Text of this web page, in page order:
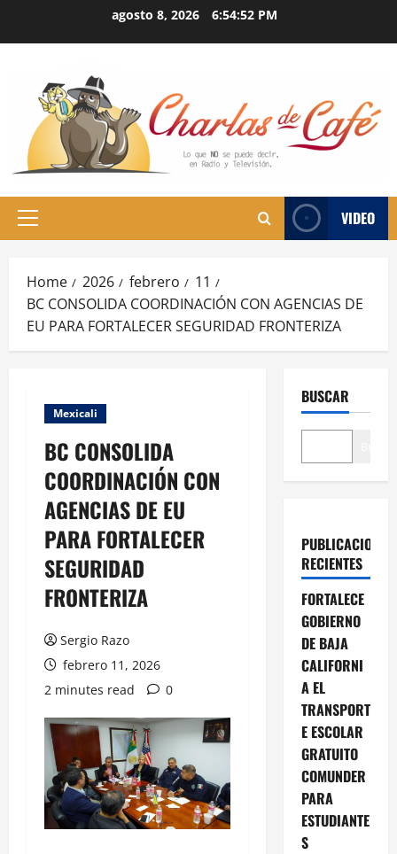
agosto 8, 2026 6:54:53 PM
Primary
VIDEO
Home 2026 febrero
11
BC CONSOLIDA COORDINACIÓN CON AGENCIAS DE
EU PARA FORTALECER SEGURIDAD FRONTERIZA
Mexicali
BC CONSOLIDA
COORDINACIÓN CON
AGENCIAS DE EU
PARA FORTALECER
SEGURIDAD
FRONTERIZA
Sergio Razo
febrero 11, 2026
2 minutes read
0
BUSCAR
PUBLICACIONES
RECIENTES
FORTALECE
GOBIERNO
DE BAJA
CALIFORNI
A EL
TRANSPORT
E ESCOLAR
GRATUITO
COMUNDER
PARA
ESTUDIANTE
S